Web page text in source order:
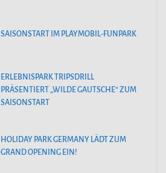
SAISONSTART IM PLAYMOBIL-FUNPARK
ERLEBNISPARK TRIPSDRILL
PRÄSENTIERT „WILDE GAUTSCHE“ ZUM
SAISONSTART
HOLIDAY PARK GERMANY LÄDT ZUM
GRAND OPENING EIN!